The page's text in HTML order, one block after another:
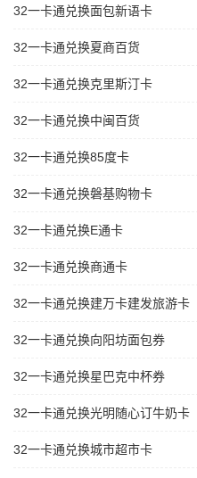
32一卡通兑换面包新语卡
32一卡通兑换夏商百货
32一卡通兑换克里斯汀卡
32一卡通兑换中闽百货
32一卡通兑换85度卡
32一卡通兑换磐基购物卡
32一卡通兑换E通卡
32一卡通兑换商通卡
32一卡通兑换建万卡建发旅游卡
32一卡通兑换向阳坊面包券
32一卡通兑换星巴克中杯券
32一卡通兑换光明随心订牛奶卡
32一卡通兑换城市超市卡